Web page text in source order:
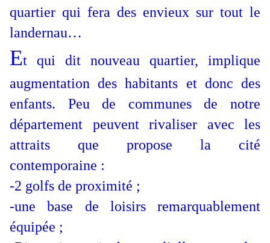
quartier qui fera des envieux sur tout le
landernau…
Et qui dit nouveau quartier, implique
augmentation des habitants et donc des
enfants. Peu de communes de notre
département peuvent rivaliser avec les
attraits que propose la cité
contemporaine :
-2 golfs de proximité ;
-une base de loisirs remarquablement
équipée ;